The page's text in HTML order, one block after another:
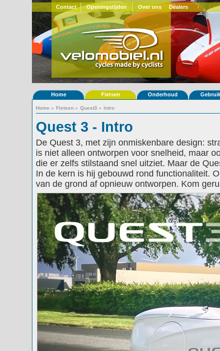
Contact Openingstijden Over ons Dealers
Home Fietsen Onderhoud
Home » Fietsen » Quest3 » Intro
Quest 3 - Intro
De Quest 3, met zijn onmiskenbare design:
is niet alleen ontworpen voor snelheid, maar
die er zelfs stilstaand snel uitziet. Maar de
In de kern is hij gebouwd rond functionaliteit.
van de grond af opnieuw ontworpen. Kom